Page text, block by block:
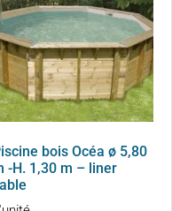
bois Océa ø 5,80
-H. 1,30 m – liner